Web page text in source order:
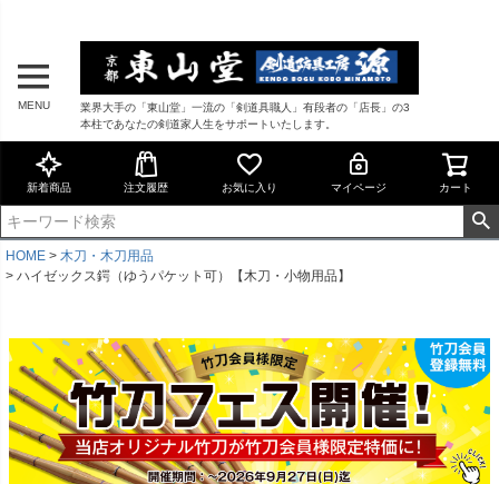
MENU
業界大手の「東山堂」一流の「剣道具職人」有段者の「店長」の3
本柱であなたの剣道家人生をサポートいたします。
新着商品 注文履歴 お気に入り マイページ カート
HOME
木刀・木刀用品
ハイゼックス鍔（ゆうパケット可）【木刀・小物用品】